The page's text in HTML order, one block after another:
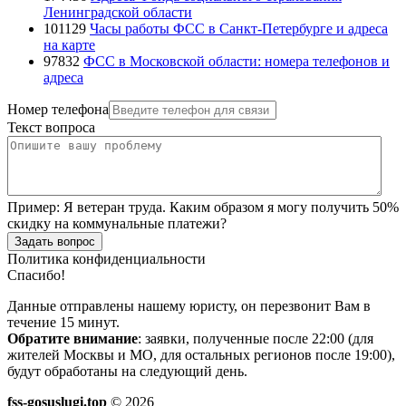
Ленинградской области
101129 Часы работы ФСС в Санкт-Петербурге и адреса
на карте
97832 ФСС в Московской области: номера телефонов и
адреса
Номер телефона
Текст вопроса
Пример: Я ветеран труда. Каким образом я могу получить 50%
скидку на коммунальные платежи?
Задать вопрос
Политика конфиденциальности
Спасибо!
Данные отправлены нашему юристу, он перезвонит Вам в
течение 15 минут.
Обратите внимание: заявки, полученные после 22:00 (для
жителей Москвы и МО, для остальных регионов после 19:00),
будут обработаны на следующий день.
fss-gosuslugi.top © 2026